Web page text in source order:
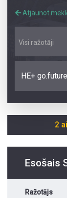
Atjaunot
Visi ražotāji
HE+
2
Esošais
Ražotājs